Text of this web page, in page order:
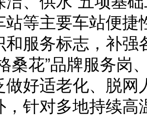
站等主要车站便
和服务标志，补
桑花”品牌服务岗
做好适老化、脱
对多地持续高